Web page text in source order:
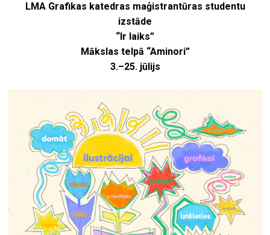
LMA Grafikas katedras maģistrantūras studentu
izstāde
“Ir laiks”
Mākslas telpā “Aminori”
3.–25. jūlijs